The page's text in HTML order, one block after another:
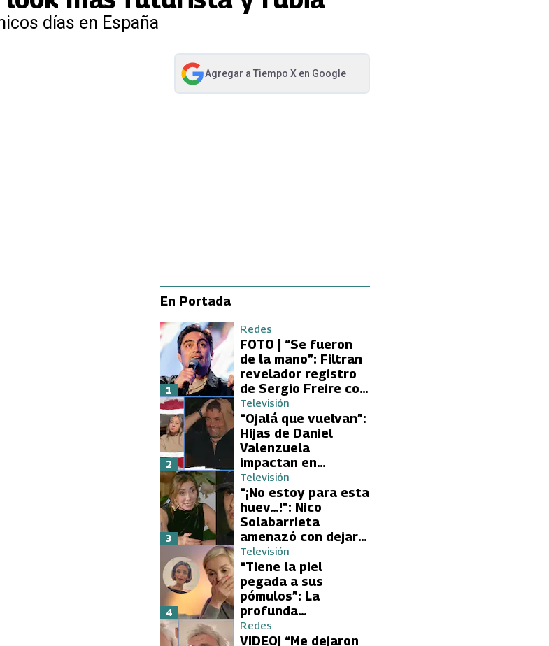
días en España
Agregar a Tiempo Xen Google
abre en nueva pestaña
En Portada
Redes
FOTO | “Se fueron
de la mano”: Filtran
revelador registro
de Sergio Freire con
supuesta nueva
conquista
1
Televisión
“Ojalá que vuelvan”:
Hijas de Daniel
Valenzuela
impactan en
Volverías con tu Ex
2 con directa
petición a su papá
sobre Yamila Reyna
2
Televisión
“¡No estoy para esta
huev…!”: Nico
Solabarrieta
amenazó con dejar
Volverías con tu Ex
tras encontrón con
Carmen Gloria
Arroyo
3
Televisión
“Tiene la piel
pegada a sus
pómulos”: La
profunda
preocupación de
Fran García-
4
Redes
VIDEO| “Me dejaron